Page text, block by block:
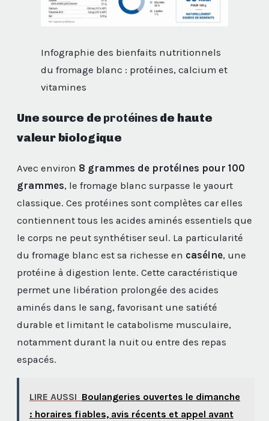
Infographie des bienfaits nutritionnels
du fromage blanc : protéines, calcium et
vitamines
Une source de protéinesde haute
valeur biologique
Avec environ 8 grammes de protéines pour 100
grammes, le fromage blanc surpasse le yaourt
classique. Ces protéines sont complètes car elles
contiennent tous les acides aminés essentiels que
le corps ne peut synthétiser seul. La particularité
du fromage blanc est sa richesse en caséine, une
protéine à digestion lente. Cette caractéristique
permet une libération prolongée des acides
aminés dans le sang, favorisant une satiété
durable et limitant le catabolisme musculaire,
notamment durant la nuit ou entre des repas
espacés.
LIRE AUSSI Boulangeries ouvertes le dimanche
: horaires fiables, avis récents et appel avant